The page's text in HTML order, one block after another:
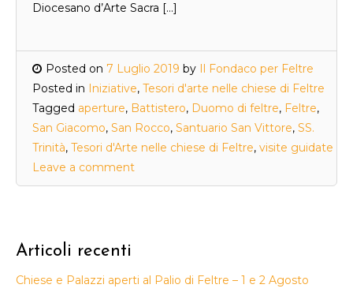
Diocesano d’Arte Sacra […]
Posted on 7 Luglio 2019 by Il Fondaco per Feltre
Posted in Iniziative, Tesori d'arte nelle chiese di Feltre
Tagged aperture, Battistero, Duomo di feltre, Feltre,
San Giacomo, San Rocco, Santuario San Vittore, SS.
Trinità, Tesori d'Arte nelle chiese di Feltre, visite guidate
Leave a comment
Articoli recenti
Chiese e Palazzi aperti al Palio di Feltre – 1 e 2 Agosto